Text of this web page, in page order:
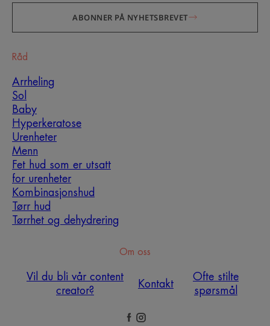
ABONNER PÅ NYHETSBREVET
Råd
Arrheling
Sol
Baby
Hyperkeratose
Urenheter
Menn
Fet hud som er utsatt
for urenheter
Kombinasjonshud
Tørr hud
Tørrhet og dehydrering
Om oss
Vil du bli vår content
creator?
Kontakt
Ofte stilte
spørsmål